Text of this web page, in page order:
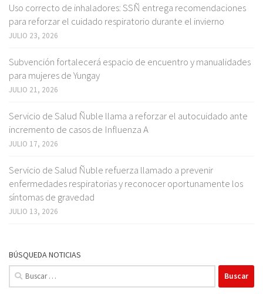
Uso correcto de inhaladores: SSÑ entrega recomendaciones
para reforzar el cuidado respiratorio durante el invierno
JULIO 23, 2026
Subvención fortalecerá espacio de encuentro y manualidades
para mujeres de Yungay
JULIO 21, 2026
Servicio de Salud Ñuble llama a reforzar el autocuidado ante
incremento de casos de Influenza A
JULIO 17, 2026
Servicio de Salud Ñuble refuerza llamado a prevenir
enfermedades respiratorias y reconocer oportunamente los
síntomas de gravedad
JULIO 13, 2026
BÚSQUEDA NOTICIAS
Buscar: